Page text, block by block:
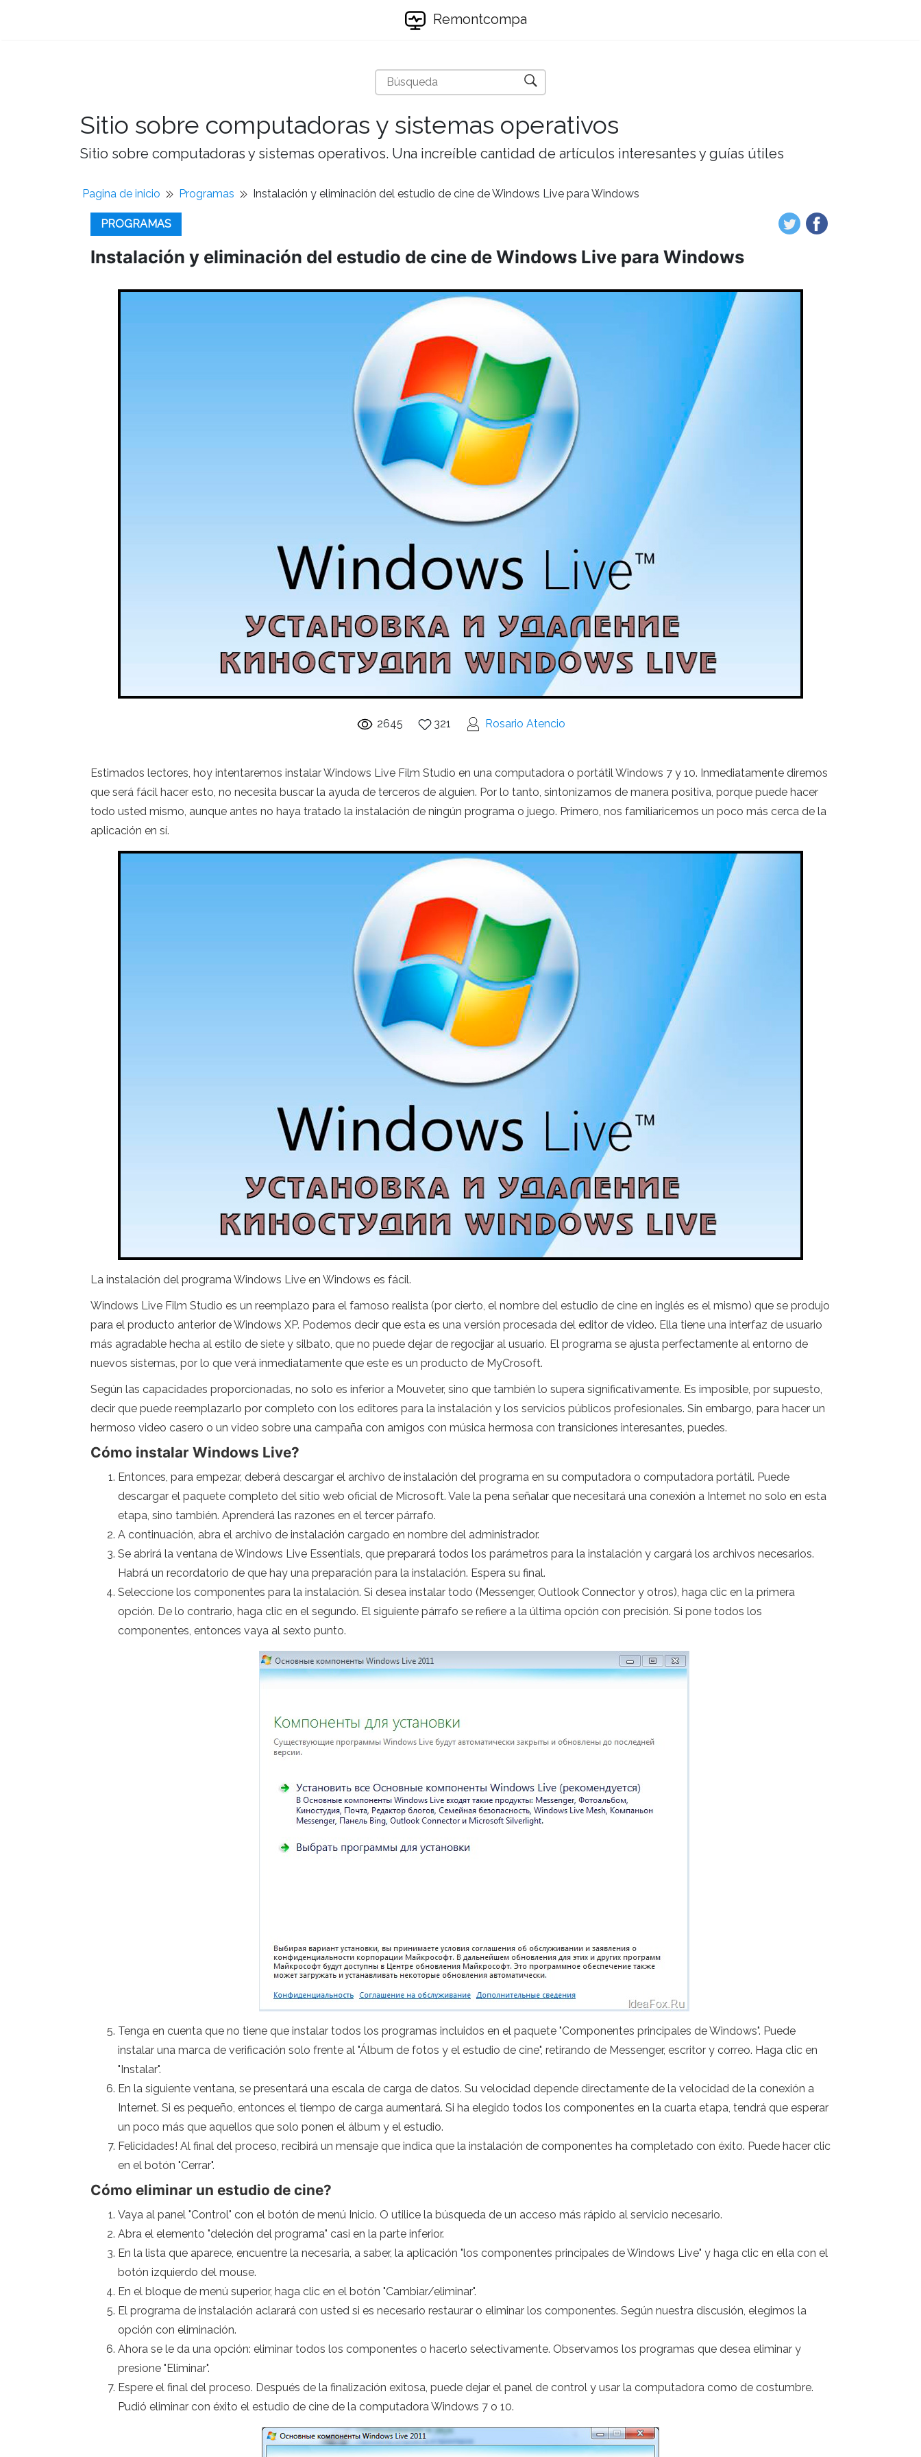
Remontcompa
Sitio sobre computadoras y sistemas operativos
Sitio sobre computadoras y sistemas operativos. Una increíble cantidad de artículos interesantes y guías útiles
Pagina de inicio Programas Instalación y eliminación del estudio de cine de Windows Live para Windows
PROGRAMAS
Instalación y eliminación del estudio de cine de Windows Live para Windows
2645 321 Rosario Atencio
Estimados lectores, hoy intentaremos instalar Windows Live Film Studio en una computadora o portátil Windows 7 y 10. Inmediatamente diremos
que será fácil hacer esto, no necesita buscar la ayuda de terceros de alguien. Por lo tanto, sintonizamos de manera positiva, porque puede hacer
todo usted mismo, aunque antes no haya tratado la instalación de ningún programa o juego. Primero, nos familiaricemos un poco más cerca de la
aplicación en sí.
La instalación del programa Windows Live en Windows es fácil.
Windows Live Film Studio es un reemplazo para el famoso realista (por cierto, el nombre del estudio de cine en inglés es el mismo) que se produjo
para el producto anterior de Windows XP. Podemos decir que esta es una versión procesada del editor de video. Ella tiene una interfaz de usuario
más agradable hecha al estilo de siete y silbato, que no puede dejar de regocijar al usuario. El programa se ajusta perfectamente al entorno de
nuevos sistemas, por lo que verá inmediatamente que este es un producto de MyCrosoft.
Según las capacidades proporcionadas, no solo es inferior a Mouveter, sino que también lo supera significativamente. Es imposible, por supuesto,
decir que puede reemplazarlo por completo con los editores para la instalación y los servicios públicos profesionales. Sin embargo, para hacer un
hermoso video casero o un video sobre una campaña con amigos con música hermosa con transiciones interesantes, puedes.
Cómo instalar Windows Live?
Entonces, para empezar, deberá descargar el archivo de instalación del programa en su computadora o computadora portátil. Puede
descargar el paquete completo del sitio web oficial de Microsoft. Vale la pena señalar que necesitará una conexión a Internet no solo en esta
etapa, sino también. Aprenderá las razones en el tercer párrafo.
A continuación, abra el archivo de instalación cargado en nombre del administrador.
Se abrirá la ventana de Windows Live Essentials, que preparará todos los parámetros para la instalación y cargará los archivos necesarios.
Habrá un recordatorio de que hay una preparación para la instalación. Espera su final.
Seleccione los componentes para la instalación. Si desea instalar todo (Messenger, Outlook Connector y otros), haga clic en la primera
opción. De lo contrario, haga clic en el segundo. El siguiente párrafo se refiere a la última opción con precisión. Si pone todos los
componentes, entonces vaya al sexto punto.
Tenga en cuenta que no tiene que instalar todos los programas incluidos en el paquete "Componentes principales de Windows". Puede
instalar una marca de verificación solo frente al "Álbum de fotos y el estudio de cine", retirando de Messenger, escritor y correo. Haga clic en
"Instalar".
En la siguiente ventana, se presentará una escala de carga de datos. Su velocidad depende directamente de la velocidad de la conexión a
Internet. Si es pequeño, entonces el tiempo de carga aumentará. Si ha elegido todos los componentes en la cuarta etapa, tendrá que esperar
un poco más que aquellos que solo ponen el álbum y el estudio.
Felicidades! Al final del proceso, recibirá un mensaje que indica que la instalación de componentes ha completado con éxito. Puede hacer clic
en el botón "Cerrar".
Cómo eliminar un estudio de cine?
Vaya al panel "Control" con el botón de menú Inicio. O utilice la búsqueda de un acceso más rápido al servicio necesario.
Abra el elemento "deleción del programa" casi en la parte inferior.
En la lista que aparece, encuentre la necesaria, a saber, la aplicación "los componentes principales de Windows Live" y haga clic en ella con el
botón izquierdo del mouse.
En el bloque de menú superior, haga clic en el botón "Cambiar/eliminar".
El programa de instalación aclarará con usted si es necesario restaurar o eliminar los componentes. Según nuestra discusión, elegimos la
opción con eliminación.
Ahora se le da una opción: eliminar todos los componentes o hacerlo selectivamente. Observamos los programas que desea eliminar y
presione "Eliminar".
Espere el final del proceso. Después de la finalización exitosa, puede dejar el panel de control y usar la computadora como de costumbre.
Pudió eliminar con éxito el estudio de cine de la computadora Windows 7 o 10.